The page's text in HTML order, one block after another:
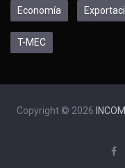
Economía
T-MEC
Copyright © 2026